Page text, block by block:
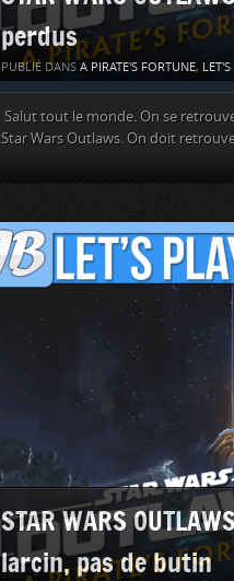
perdus
PUBLIÉ DANS A PIRATE'S FORTUNE, LET'S
Salut tout le monde. On se retrouve
Star Wars Outlaws. On doit
STAR WARS
larcin, pas de butin